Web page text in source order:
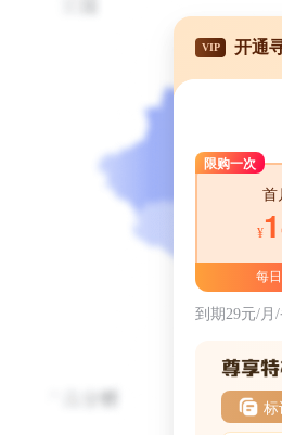
VIP 开通
限购一次
首
¥
每
到期29元/月